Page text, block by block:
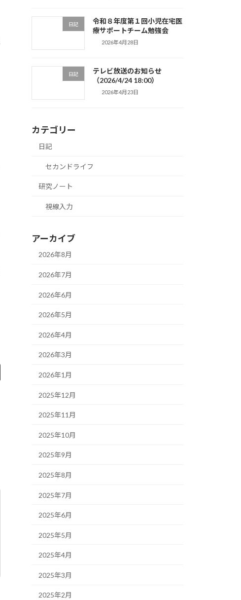
日記
令和８年度第１回小児在宅医
療サポートチーム勉強会
2026年4月28日
日記
テレビ放送のお知らせ
（2026/4/24 18:00）
2026年4月23日
カテゴリー
日記
セカンドライフ
研究ノート
視線入力
アーカイブ
2026年8月
2026年7月
2026年6月
2026年5月
2026年4月
2026年3月
2026年1月
2025年12月
2025年11月
2025年10月
2025年9月
2025年8月
2025年7月
2025年6月
2025年5月
2025年4月
2025年3月
2025年2月